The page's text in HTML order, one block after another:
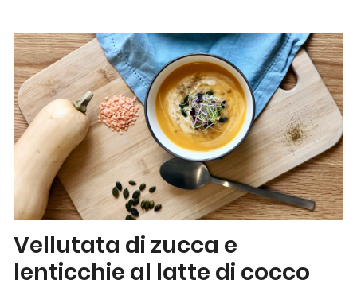
Vellutata di zucca e
lenticchie al latte di cocco